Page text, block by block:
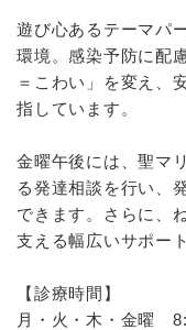
遊び心あるテーマパ
環境。感染予防に配
＝こわい」を変え、
指しています。
金曜午後には、聖マ
る発達相談を行い、
できます。さらに、
支える幅広いサポー
【診療時間】
月・火・木・金曜